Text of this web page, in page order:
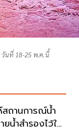
วันที่ 18-25 พ.ค.นี้
สถานการณ์น้ำ
ยน้ำสำรองไว้ใช้